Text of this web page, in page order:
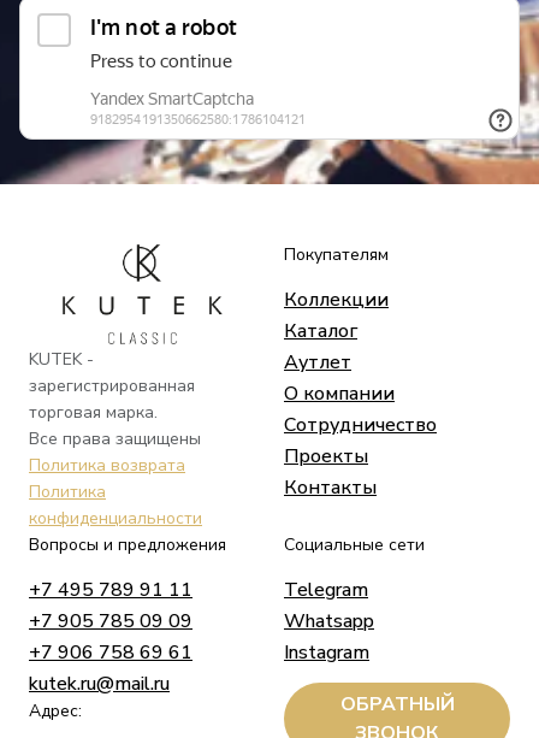
KUTEK -
зарегистрированная
торговая марка.
Все права защищены
Политика возврата
Политика
конфиденциальности
Покупателям
Коллекции
Каталог
Аутлет
О компании
Сотрудничество
Проекты
Контакты
Вопросы и предложения
+7 495 789 91 11
+7 905 785 09 09
+7 906 758 69 61
kutek.ru@mail.ru
Адрес:
Социальные сети
Telegram
Whatsapp
Instagram
ОБРАТНЫЙ